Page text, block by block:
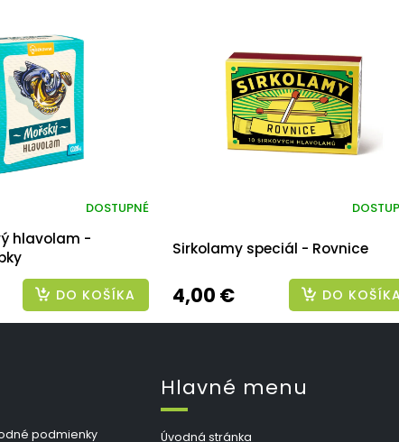
hlavolam -
DOSTUPNÉ
DO KOŠÍKA
Sirkolamy speciál - Rovnice
4,00 € DO
podmienky
Hlavné menu
Úvodná stránka